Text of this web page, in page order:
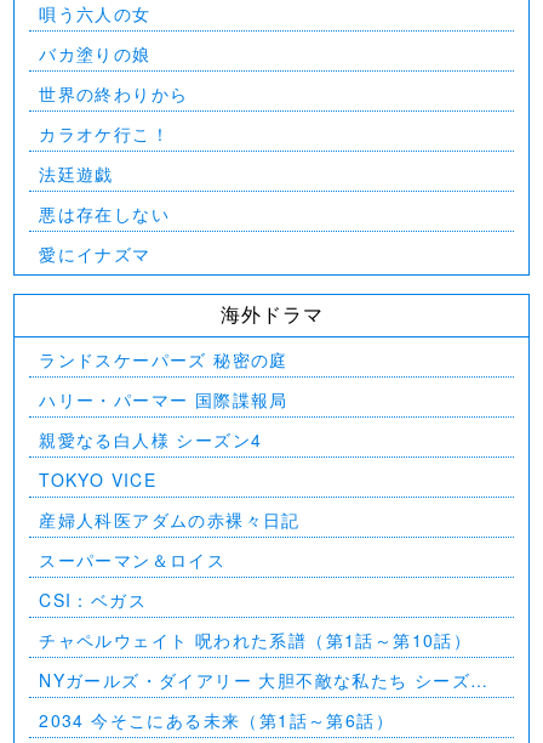
唄う六人の女
バカ塗りの娘
世界の終わりから
カラオケ行こ！
法廷遊戯
悪は存在しない
愛にイナズマ
海外ドラマ
ランドスケーパーズ 秘密の庭
ハリー・パーマー 国際諜報局
親愛なる白人様 シーズン4
TOKYO VICE
産婦人科医アダムの赤裸々日記
スーパーマン＆ロイス
CSI：ベガス
チャペルウェイト 呪われた系譜（第1話～第10話）
NYガールズ・ダイアリー 大胆不敵な私たち シーズン
5（第1話～第2話）
2034 今そこにある未来（第1話～第6話）